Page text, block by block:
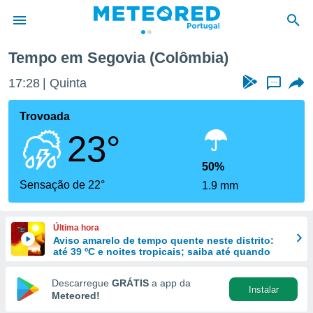
da
foi
fornecidas
a este
das
e
forma
digital
Tempo em Segovia (Colômbia)
17:28 Quinta ...
Trovoada
23°
Sensação de 22°
50%
1.9 mm
Última hora
Aviso amarelo de tempo quente neste distrito:
até 39 ºC e noites tropicais; saiba até quando
Descarregue GRÁTIS a app da
Meteored!
Instalar